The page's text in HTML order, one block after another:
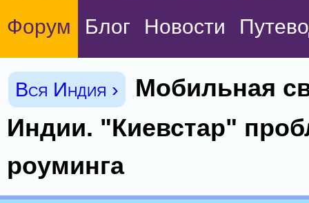
Форум Блог Новости
Вся Индия ›
Мобильная
Индии. "Киевстар"
роуминга